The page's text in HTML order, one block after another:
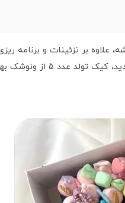
علاوه بر تزئینات و برنامه
خوشمزه خیلی مهمه. اگه دنبال کیک